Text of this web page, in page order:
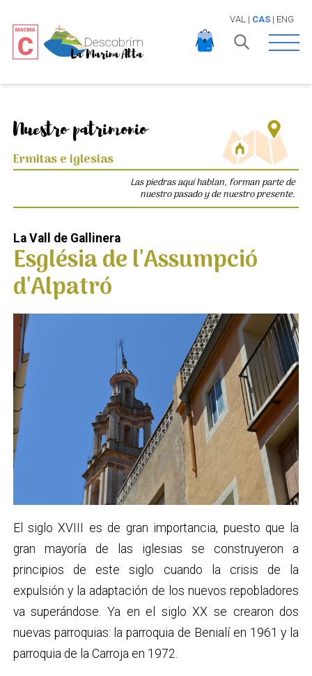
VAL | CAS| ENG
Open
Nuestro patrimonio
Ermitas e iglesias
Las piedras aquí hablan, forman parte de
nuestro pasado y de nuestro presente.
La Vall de Gallinera
Església de l'Assumpció
d'Alpatró
El siglo XVIII es de gran importancia, puesto que la
gran mayoría de las iglesias se construyeron a
principios de este siglo cuando la crisis de la
expulsión y la adaptación de los nuevos repobladores
va superándose. Ya en el siglo XX se crearon dos
nuevas parroquias: la parroquia de Benialí en 1961 y la
parroquia de la Carroja en 1972.